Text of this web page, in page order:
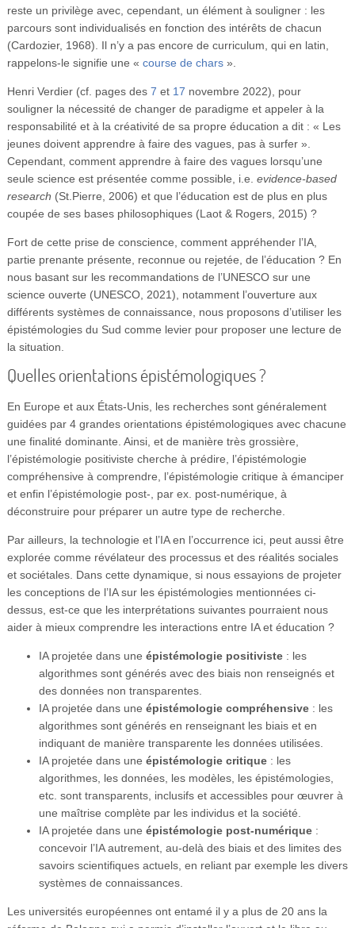
reste un privilège avec, cependant, un élément à souligner : les
parcours sont individualisés en fonction des intérêts de chacun
(Cardozier, 1968). Il n’y a pas encore de curriculum, qui en latin,
rappelons-le signifie une « course de chars».
Henri Verdier (cf. pages des 7 et 17 novembre 2022), pour
souligner la nécessité de changer de paradigme et appeler à la
responsabilité et à la créativité de sa propre éducation a dit : « Les
jeunes doivent apprendre à faire des vagues, pas à surfer ».
Cependant, comment apprendre à faire des vagues lorsqu’une
seule science est présentée comme possible, i.e. evidence-based
research (St.Pierre, 2006) et que l’éducation est de plus en plus
coupée de ses bases philosophiques (Laot & Rogers, 2015) ?
Fort de cette prise de conscience, comment appréhender l’IA,
partie prenante présente, reconnue ou rejetée, de l’éducation ? En
nous basant sur les recommandations de l’UNESCO sur une
science ouverte (UNESCO, 2021), notamment l’ouverture aux
différents systèmes de connaissance, nous proposons d’utiliser les
épistémologies du Sud comme levier pour proposer une lecture de
la situation.
Quelles orientations épistémologiques ?
En Europe et aux États-Unis, les recherches sont généralement
guidées par 4 grandes orientations épistémologiques avec chacune
une finalité dominante. Ainsi, et de manière très grossière,
l’épistémologie positiviste cherche à prédire, l’épistémologie
compréhensive à comprendre, l’épistémologie critique à émanciper
et enfin l’épistémologie post-, par ex. post-numérique, à
déconstruire pour préparer un autre type de recherche.
Par ailleurs, la technologie et l’IA en l’occurrence ici, peut aussi être
explorée comme révélateur des processus et des réalités sociales
et sociétales. Dans cette dynamique, si nous essayions de projeter
les conceptions de l’IA sur les épistémologies mentionnées ci-
dessus, est-ce que les interprétations suivantes pourraient nous
aider à mieux comprendre les interactions entre IA et éducation ?
IA projetée dans une épistémologie positiviste: les
algorithmes sont générés avec des biais non renseignés et
des données non transparentes.
IA projetée dans une épistémologie compréhensive: les
algorithmes sont générés en renseignant les biais et en
indiquant de manière transparente les données utilisées.
IA projetée dans une épistémologie critique: les
algorithmes, les données, les modèles, les épistémologies,
etc. sont transparents, inclusifs et accessibles pour œuvrer à
une maîtrise complète par les individus et la société.
IA projetée dans une épistémologie post-numérique:
concevoir l’IA autrement, au-delà des biais et des limites des
savoirs scientifiques actuels, en reliant par exemple les divers
systèmes de connaissances.
Les universités européennes ont entamé il y a plus de 20 ans la